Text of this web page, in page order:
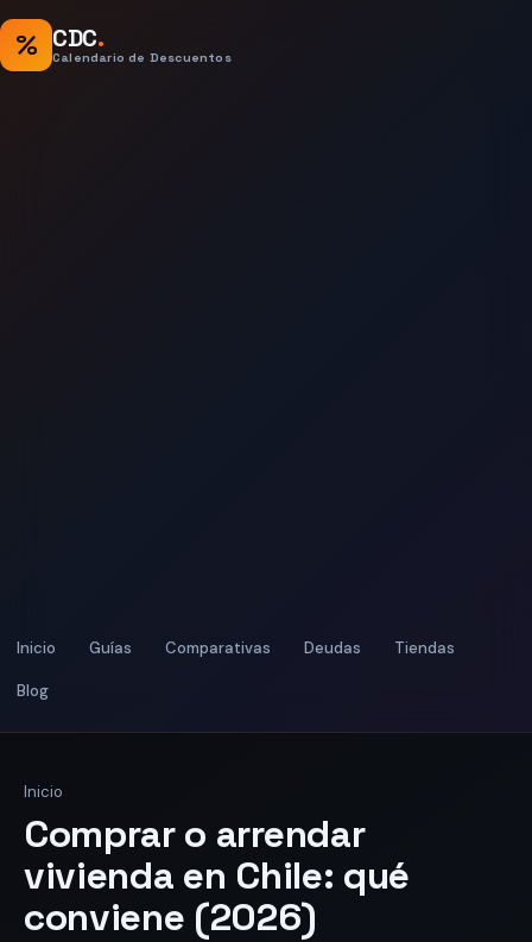
% CDC.
Calendario de Descuentos
Inicio Guías Comparativas Deudas Tiendas
Blog
Inicio
Comprar o arrendar
vivienda en Chile: qué
conviene (2026)